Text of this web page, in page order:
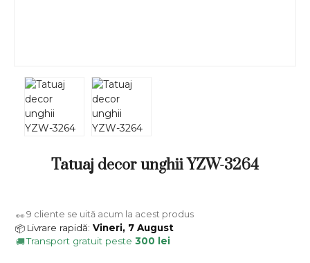
Tatuaj decor unghii YZW-3264
👀 9 cliente se uită acum la acest produs
📦 Livrare rapidă: Vineri, 7 August
🚚Transport gratuit peste 300 lei